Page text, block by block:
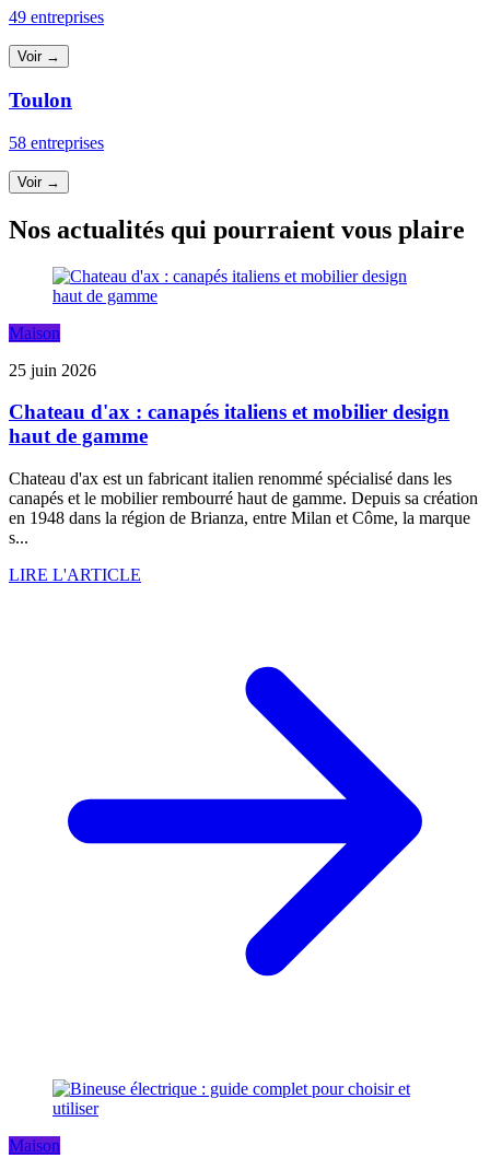
49 entreprises
Voir →
Toulon
58 entreprises
Voir →
Nos actualités qui pourraient vous plaire
Maison
25 juin 2026
Chateau d'ax : canapés italiens et mobilier design
haut de gamme
Chateau d'ax est un fabricant italien renommé spécialisé dans les
canapés et le mobilier rembourré haut de gamme. Depuis sa création
en 1948 dans la région de Brianza, entre Milan et Côme, la marque
s...
LIRE L'ARTICLE
Maison